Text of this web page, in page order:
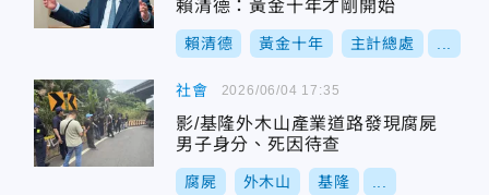
賴清德：黃金十年才剛開始
賴清德 黃金十年 主計總處
社會
影/基隆外木山產業道路發現腐屍
男子身分、死因待查
腐屍 外木山 基隆
2026/06/04 17:35